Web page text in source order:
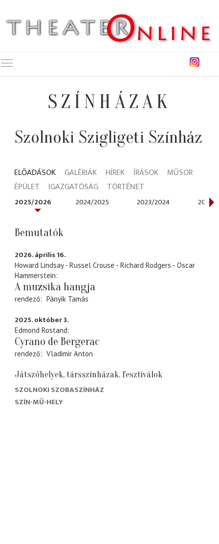
SZÍNHÁZAK
Szolnoki Szigligeti Színház
ELŐADÁSOK GALÉRIÁK HÍREK ÍRÁSOK
MŰSOR
ÉPÜLET
IGAZGATÓSÁG TÖRTÉNET
2025/2026 2024/2025 2023/2024 2022/
Bemutatók
2026. április 16.
Howard Lindsay - Russel Crouse - Richard Rodgers - Oscar
Hammerstein
A muzsika hangja
rendező Pányik Tamás
2025. október 3.
Edmond Rostand
Cyrano de Bergerac
rendező Vladimir Anton
Játszóhelyek, társszínházak, fesztiválok
SZOLNOKI SZOBASZÍNHÁZ
SZÍN-MŰ-HELY